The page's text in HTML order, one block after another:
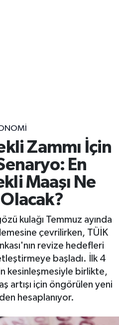
Zammı İçin
En
Maaşı Ne
kulağı Temmuz ayında
çevrilirken, TÜİK
revize hedefleri
başladı. İlk 4
kesinleşmesiyle birlikte,
artışı için öngörülen yeni
hesaplanıyor.